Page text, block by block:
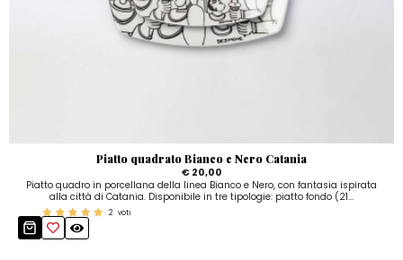
Piatto quadrato Bianco e Nero Catania
€ 20,00
Piatto quadro in porcellana della linea Bianco e Nero, con fantasia ispirata
alla città di Catania. Disponibile in tre tipologie: piatto fondo (21...
2 voti